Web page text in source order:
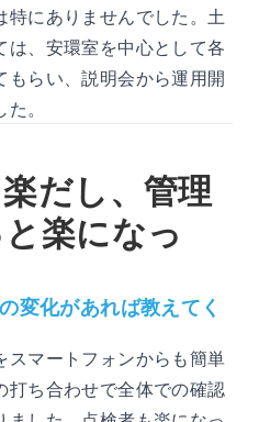
特にありませんでした。土
、安環室を中心として各
らい、説明会から運用開
。
だし、管理
楽になっ
変化があれば教えてく
マートフォンからも簡単
打ち合わせで全体での確認